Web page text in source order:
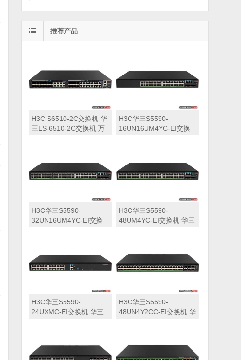
推荐产品
H3C S6510-2C交换机 华
三LS-6510-2C交换机 万
H3C华三S5590-
16UN16UM4YC-EI交换
H3C华三S5590-
32UN16UM4YC-EI交换
H3C华三S5590-
48UM4YC-EI交换机 华三
H3C华三S5590-
24UXMC-EI交换机 华三
H3C华三S5590-
48UN4Y2CC-EI交换机 华